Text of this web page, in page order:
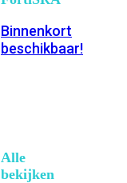
Binnenkort
beschikbaar!
Alle
bekijken